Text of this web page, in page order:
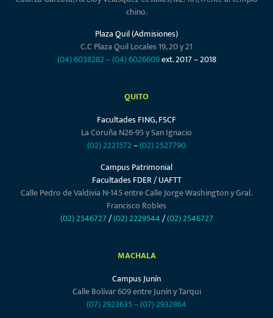
chino.
Plaza Quil (Admisiones)
C.C Plaza Quil Locales 19, 20 y 21
(04) 6038282–(04) 6026609ext. 2017 – 2018
QUITO
Facultades FING, FSCF
La Coruña N26-95 y San Ignacio
(02) 2221572–(02) 2527790
Campus Patrimonial
Facultades FDER / UAFTT
Calle Pedro de Valdivia N-145 entre Calle Jorge Washington y Gral.
Francisco Robles
(02) 2546727/(02) 2229544/(02) 2546727
MACHALA
Campus Junín
Calle Bolívar 609 entre Junín y Tarqui
(07) 2923635–(07) 2932864